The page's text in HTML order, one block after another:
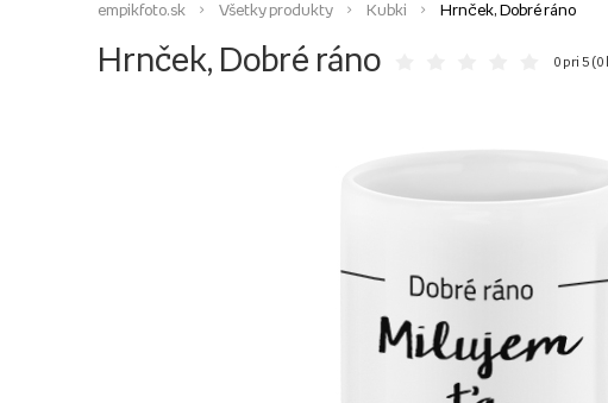
empikfoto.sk Všetky produkty Kubki Hrnček, Dobré ráno
Hrnček, Dobré ráno 0 pri 5 (0